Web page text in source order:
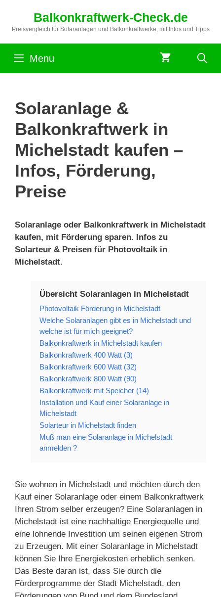
springen
Balkonkraftwerk-Check.de
Preisvergleich für Solaranlagen und Balkonkraftwerke, mit Infos und Tipps
Menu
Solaranlage &
Balkonkraftwerk in
Michelstadt kaufen –
Infos, Förderung,
Preise
Solaranlage oder Balkonkraftwerk in Michelstadt
kaufen, mit Förderung sparen. Infos zu
Solarteur & Preisen für Photovoltaik in
Michelstadt.
Übersicht Solaranlagen in Michelstadt
Photovoltaik Förderung in Michelstadt
Welche Solaranlagen gibt es in Michelstadt und
welche ist für mich geeignet?
Balkonkraftwerk in Michelstadt kaufen
Balkonkraftwerk 400 Watt (3)
Balkonkraftwerk 600 Watt (32)
Balkonkraftwerk 800 Watt (90)
Balkonkraftwerk mit Speicher (14)
Installation und Kauf einer Solaranlage in
Michelstadt
Solarteur in Michelstadt finden
Muß man eine Solaranlage in Michelstadt
anmelden ?
Sie wohnen in Michelstadt und möchten durch den
Kauf einer Solaranlage oder einem Balkonkraftwerk
Ihren Strom selber erzeugen? Eine Solaranlagen in
Michelstadt ist eine nachhaltige Energiequelle und
eine lohnende Investition um seinen eigenen Strom
zu Erzeugen. Mit einer Solaranlage in Michelstadt
können Sie Ihre Energiekosten erheblich senken.
Das Beste daran ist, dass Sie durch die
Förderprogramme der Stadt Michelstadt, den